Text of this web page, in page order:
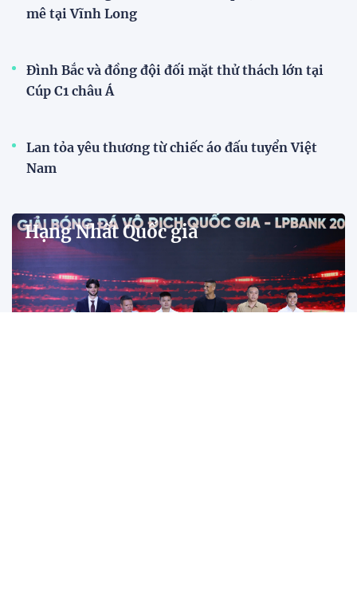
Đình Bắc cùng dàn sao CAHN "thắng lớn" tại
V.League Awards 2026
an Hà Nội được xướng tên ở hàng loạt hạng mục
quan trọng tại V.League Awards 2026 sau mùa giải
thành công rực rỡ.
Đánh bại Ninh Bình, Công an TPHCM giành ngôi